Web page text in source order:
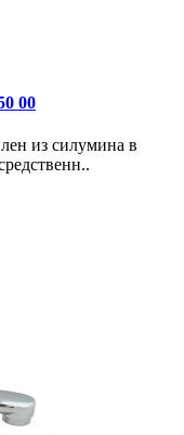
00
из силумина в